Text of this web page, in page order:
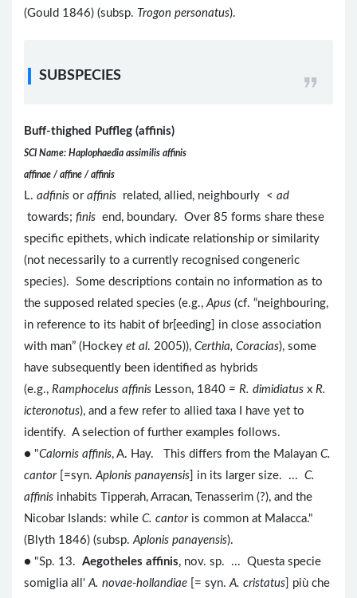
(Gould 1846) (subsp. Trogon personatus).
SUBSPECIES
Buff-thighed Puffleg (affinis)
SCI Name: Haplophaedia assimilis affinis
affinae / affine / affinis
L. adfinis or affinis related, allied, neighbourly < ad
towards; finis end, boundary. Over 85 forms share these
specific epithets, which indicate relationship or similarity
(not necessarily to a currently recognised congeneric
species). Some descriptions contain no information as to
the supposed related species (e.g.,Apus (cf. “neighbouring,
in reference to its habit of br[eeding] in close association
with man” (Hockey et al. 2005)), Certhia, Coracias), some
have subsequently been identified as hybrids
(e.g., Ramphocelus affinis Lesson, 1840 = R. dimidiatus x R.
icteronotus), and a few refer to allied taxa I have yet to
identify. A selection of further examples follows.
● "Calornis affinis, A. Hay. This differs from the Malayan C.
cantor[=syn.Aplonis panayensis ] in its larger size. ... C.
affinis inhabits Tipperah, Arracan, Tenasserim (?), and the
Nicobar Islands: while C. cantoris common at Malacca."
(Blyth 1846) (subsp.Aplonis panayensis).
● "Sp. 13. Aegotheles affinis, nov. sp. ... Questa specie
somiglia all'A. novae-hollandiae [= syn.A. cristatus ] più che